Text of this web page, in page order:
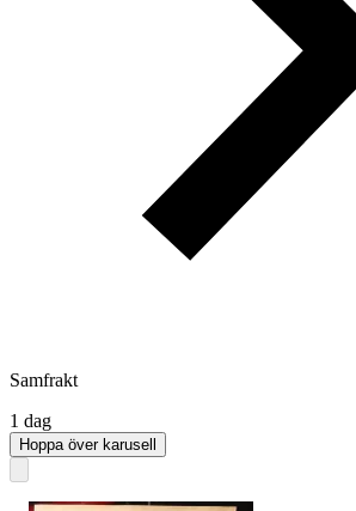
Samfrakt
1 dag
Hoppa över karusell